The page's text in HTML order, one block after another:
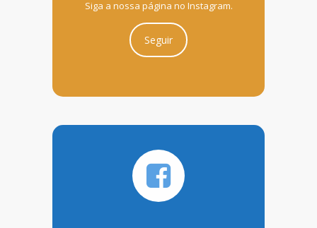
Siga a nossa página no Instagram.
Seguir